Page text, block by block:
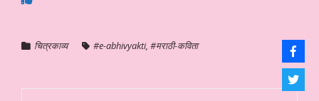
चित्रकाव्य #e-abhivyakti, #मराठी-कविता